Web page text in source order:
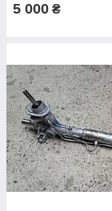
5 000 ₴